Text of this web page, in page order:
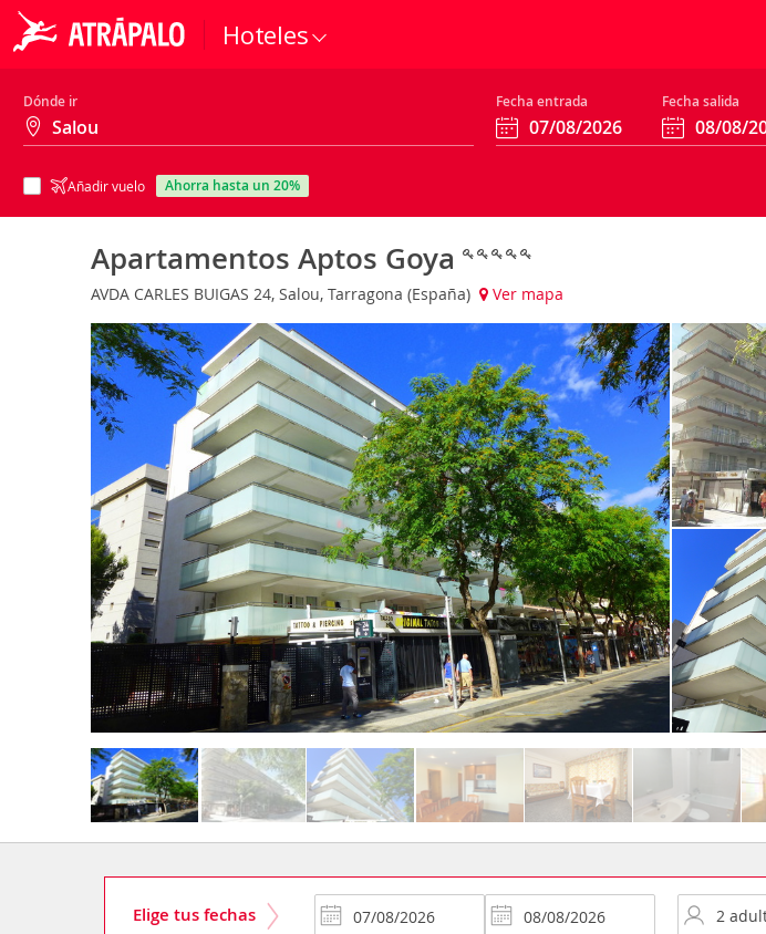
Hoteles
Dónde ir Fecha entrada Fecha salida
Añadir vuelo ahorra hasta un 20%
Apartamentos Aptos Goya
AVDA CARLES BUIGAS 24, Salou, Tarragona (España) Ver mapa
Elige tus fechas